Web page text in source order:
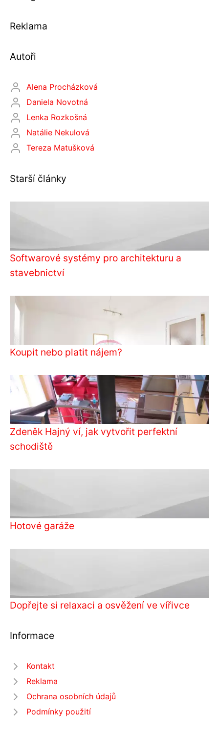
Reklama
Autoři
Alena Procházková
Daniela Novotná
Lenka Rozkošná
Natálie Nekulová
Tereza Matušková
Starší články
Softwarové systémy pro architekturu a
stavebnictví
Koupit nebo platit nájem?
Zdeněk Hajný ví, jak vytvořit perfektní
schodiště
Hotové garáže
Dopřejte si relaxaci a osvěžení ve vířivce
Informace
Kontakt
Reklama
Ochrana osobních údajů
Podmínky použití